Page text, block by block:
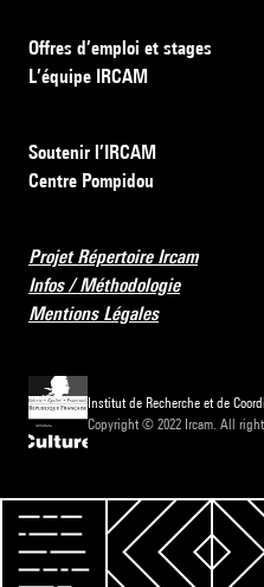
Offres d’emploi et stages
L’équipe IRCAM
Soutenir l’IRCAM
Centre Pompidou
Projet Répertoire Ircam
Infos / Méthodologie
Mentions Légales
Institut de Recherche et de
Copyright © 2022 Ircam. All